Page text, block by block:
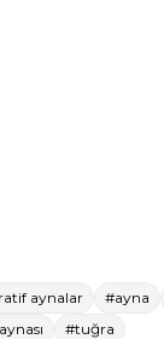
aynalar
#ayna
#tuğra